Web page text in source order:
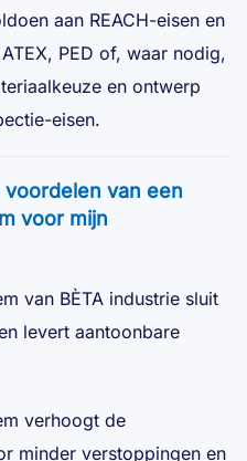
aan REACH-eisen en
PED of, waar nodig,
en ontwerp
eisen.
van een
voor mijn
van BÈTA industrie sluit
levert aantoonbare
verhoogt de
minder verstoppingen en